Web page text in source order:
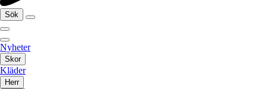
Sök
Nyheter
Skor
Kläder
Herr